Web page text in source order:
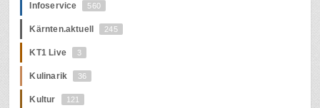
Infoservice 560
Kärnten.aktuell 245
KT1 Live 3
Kulinarik 36
Kultur 121